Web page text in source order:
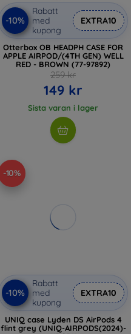
-10%
Rabatt
med
kupong
EXTRA10
Otterbox OB HEADPH CASE FOR
APPLE AIRPOD/(4TH GEN) WELL
RED - BROWN (77-97892)
259 kr
149 kr
Sista varan i lager
-10%
-10%
Rabatt
med
kupong
EXTRA10
UNIQ case Lyden DS AirPods 4
flint grey (UNIQ-AIRPODS(2024)-